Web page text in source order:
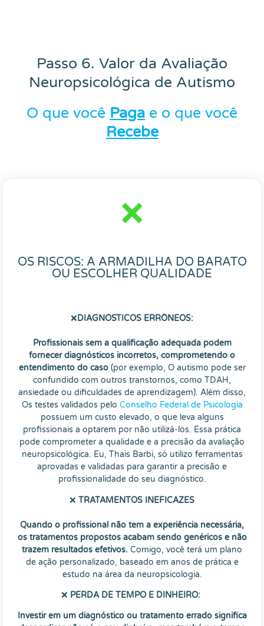
Passo 6. Valor da Avaliação
Neuropsicológica de Autismo
O que você Paga e o que você
Recebe
❌
OS RISCOS: A ARMADILHA DO BARATO
OU ESCOLHER QUALIDADE
❌DIAGNÓSTICOS ERRÔNEOS:
Profissionais sem a qualificação adequada podem
fornecer diagnósticos incorretos, comprometendo o
entendimento do caso(por exemplo, O autismo pode ser
confundido com outros transtornos, como TDAH,
ansiedade ou dificuldades de aprendizagem). Além disso,
Os testes validados pelo Conselho Federal de Psicologia
possuem um custo elevado, o que leva alguns
profissionais a optarem por não utilizá-los. Essa prática
pode comprometer a qualidade e a precisão da avaliação
neuropsicológica. Eu, Thais Barbi, só utilizo ferramentas
aprovadas e validadas para garantir a precisão e
profissionalidade do seu diagnóstico.
❌ TRATAMENTOS INEFICAZES
Quando o profissional não tem a experiência necessária,
os tratamentos propostos acabam sendo genéricos e não
trazem resultados efetivos. Comigo, você terá um plano
de ação personalizado, baseado em anos de prática e
estudo na área da neuropsicologia.
❌ PERDA DE TEMPO E DINHEIRO:
Investir em um diagnóstico ou tratamento errado significa